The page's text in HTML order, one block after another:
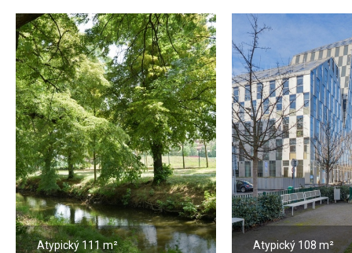
Atypický 111 m² Atypický 108 m²